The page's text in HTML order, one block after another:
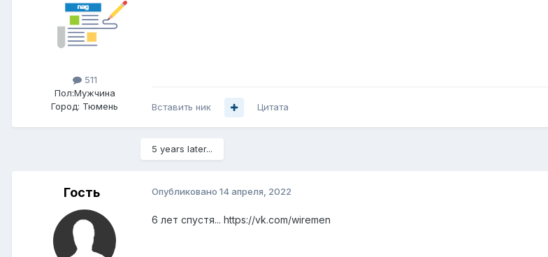
511
Пол:Мужчина
Город: Тюмень Вставить ник Цитата
5 years later...
Гость Опубликовано 14 апреля, 2022
6 лет спустя... https://vk.com/wiremen